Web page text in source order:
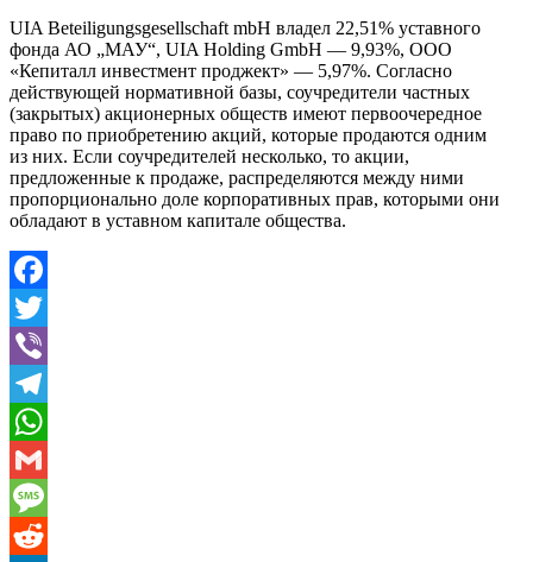
UIA Beteiligungsgesellschaft mbH владел 22,51% уставного
фонда АО „МАУ“, UIA Holding GmbH — 9,93%, ООО
«Кепиталл инвестмент проджект» — 5,97%. Согласно
действующей нормативной базы, соучредители частных
(закрытых) акционерных обществ имеют первоочередное
право по приобретению акций, которые продаются одним
из них. Если соучредителей несколько, то акции,
предложенные к продаже, распределяются между ними
пропорционально доле корпоративных прав, которыми они
обладают в уставном капитале общества.
Facebook
Twitter
Viber
Telegram
WhatsApp
Gmail
Message